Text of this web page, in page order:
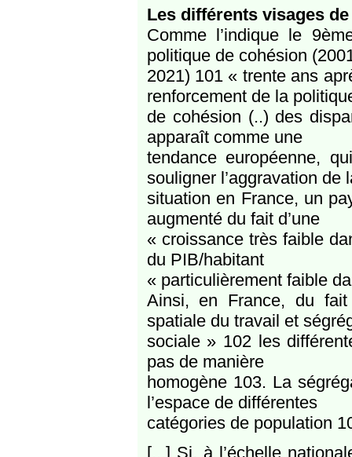
Les différents visages
Comme l’indique le
politique de cohésion
2021) 101 « trente ans
renforcement de la
de cohésion (..) des
apparaît comme une
tendance européenne,
souligner l’aggravation de
situation en France, un
augmenté du fait d’une
« croissance très faible
du PIB/habitant
« particulièrement faible
Ainsi, en France, du fait
spatiale du travail et
sociale » 102 les
pas de manière
homogène 103. La
l’espace de différentes
catégories de population
[...] Si, à l’échelle